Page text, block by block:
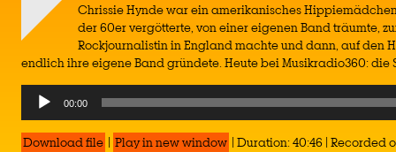
Chrissie Hynde war ein amerikanisches
der 60er vergötterte, von einer eigenen Band träumte,
Rockjournalistin in England machte und dann, auf den
endlich ihre eigene Band gründete. Heute bei Musikradio360: die
Audio
Player
00:00
Download file | Play in new window | Duration: 40:46 | Recorded